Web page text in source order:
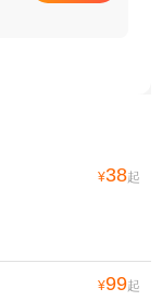
¥38起
¥99起